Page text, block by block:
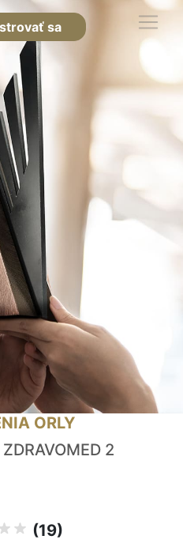
sa
ORLY
2
(19)